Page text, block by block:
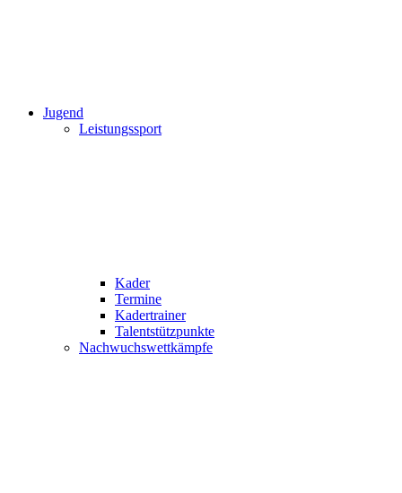
Jugend
Leistungssport
Kader
Termine
Kadertrainer
Talentstützpunkte
Nachwuchswettkämpfe